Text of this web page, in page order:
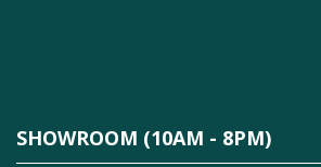
SHOWROOM (10AM - 8PM)